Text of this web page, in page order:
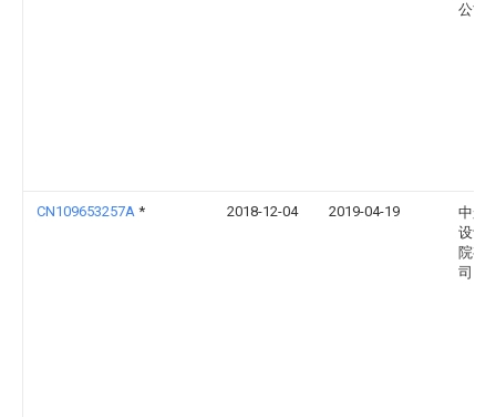
公司
CN109653257A * 2018-12-04 2019-04-19
中航
设计
院有
司